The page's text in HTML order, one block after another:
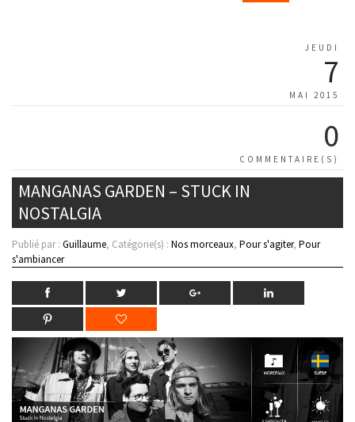
JEUDI
7
MAI 2015
0
COMMENTAIRE(S)
MANGANAS GARDEN – STUCK IN
NOSTALGIA
Publié par : Guillaume, Catégorie(s) : Nos morceaux, Pour s'agiter, Pour
s'ambiancer